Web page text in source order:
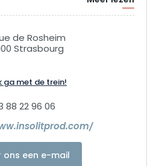
de Rosheim
Strasbourg
ga met de trein!
88 22 96 06
ons een e-mail